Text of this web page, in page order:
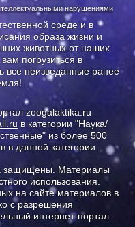
нарушениями
среде и в
образа жизни и
животных от наших
погрузиться в
все неизведанные ранее
zoogalaktika.ru
в категории "Наука/
из более 500
в данной категории.
защищены. Материалы
использования.
на сайте материалов в
с разрешения
интернет-портал